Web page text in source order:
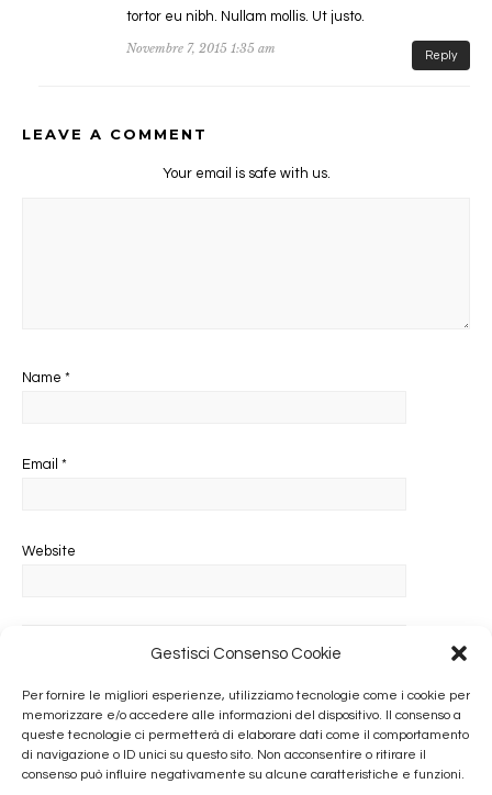
Gestisci Consenso Cookie
Per fornire le migliori esperienze, utilizziamo tecnologie come i cookie per
memorizzare e/o accedere alle informazioni del dispositivo. Il consenso a
queste tecnologie ci permetterà di elaborare dati come il comportamento
di navigazione o ID unici su questo sito. Non acconsentire o ritirare il
consenso può influire negativamente su alcune caratteristiche e funzioni.
tortor eu nibh. Nullam mollis. Ut justo.
Novembre 7, 2015 1:35 am Reply
LEAVE A COMMENT
Your email is safe with us.
Name *
Email *
Website
prossima volta che commento.